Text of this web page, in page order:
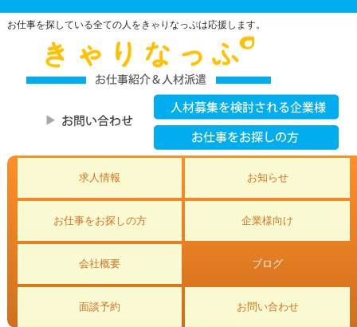
お仕事を探している全ての人をきゃりなっぷは応援します。
求人情報 お知らせ
お仕事をお探しの方 企業様向け
会社概要 ブログ
面談予約 お問い合わせ